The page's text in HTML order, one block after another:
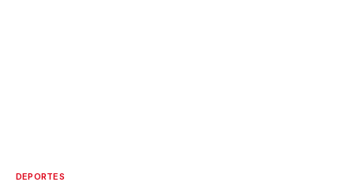
DEPORTES